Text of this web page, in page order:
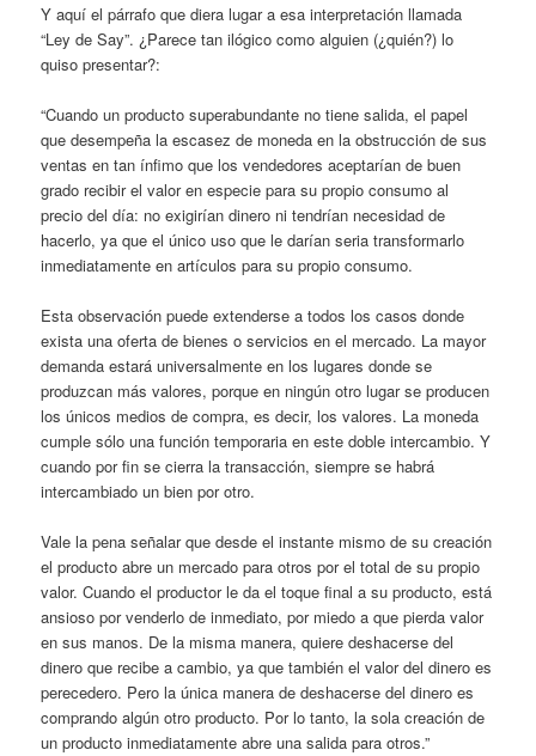
Y aquí el párrafo que diera lugar a esa interpretación llamada
“Ley de Say”. ¿Parece tan ilógico como alguien (¿quién?) lo
quiso presentar?:
“Cuando un producto superabundante no tiene salida, el papel
que desempeña la escasez de moneda en la obstrucción de sus
ventas en tan ínfimo que los vendedores aceptarían de buen
grado recibir el valor en especie para su propio consumo al
precio del día: no exigirían dinero ni tendrían necesidad de
hacerlo, ya que el único uso que le darían seria transformarlo
inmediatamente en artículos para su propio consumo.
Esta observación puede extenderse a todos los casos donde
exista una oferta de bienes o servicios en el mercado. La mayor
demanda estará universalmente en los lugares donde se
produzcan más valores, porque en ningún otro lugar se producen
los únicos medios de compra, es decir, los valores. La moneda
cumple sólo una función temporaria en este doble intercambio. Y
cuando por fin se cierra la transacción, siempre se habrá
intercambiado un bien por otro.
Vale la pena señalar que desde el instante mismo de su creación
el producto abre un mercado para otros por el total de su propio
valor. Cuando el productor le da el toque final a su producto, está
ansioso por venderlo de inmediato, por miedo a que pierda valor
en sus manos. De la misma manera, quiere deshacerse del
dinero que recibe a cambio, ya que también el valor del dinero es
perecedero. Pero la única manera de deshacerse del dinero es
comprando algún otro producto. Por lo tanto, la sola creación de
un producto inmediatamente abre una salida para otros.”